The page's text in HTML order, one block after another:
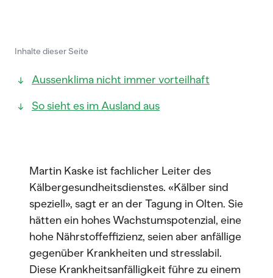
Inhalte dieser Seite
Aussenklima nicht immer vorteilhaft
So sieht es im Ausland aus
Martin Kaske ist fachlicher Leiter des
Kälbergesundheitsdienstes. «Kälber sind
speziell», sagt er an der Tagung in Olten. Sie
hätten ein hohes Wachstumspotenzial, eine
hohe Nährstoffeffizienz, seien aber anfällige
gegenüber Krankheiten und stresslabil.
Diese Krankheitsanfälligkeit führe zu einem